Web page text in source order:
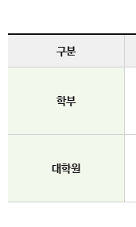
구분
학부
대학원